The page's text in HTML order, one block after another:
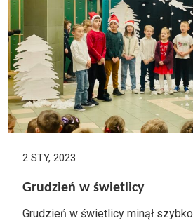
2 STY, 2023
Grudzień w świetlicy
Grudzień w świetlicy minął